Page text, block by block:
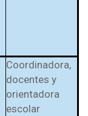
Coordinadora,
docentes y
orientadora
escolar